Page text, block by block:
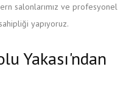
salonlarımız ve profesyonel
yapıyoruz.
Yakası'ndan